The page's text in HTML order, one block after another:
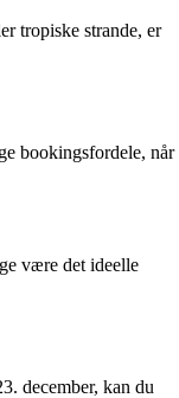
tropiske strande, er
bookingsfordele, når
være det ideelle
december, kan du